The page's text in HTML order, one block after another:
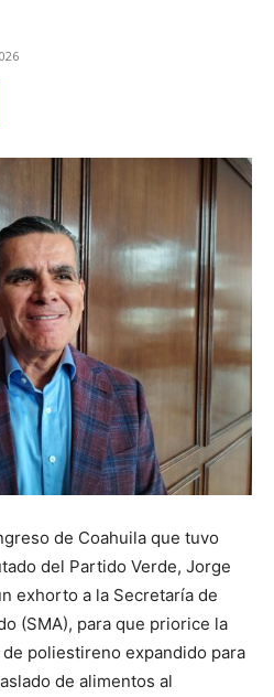
de Coahuila que tuvo
del Partido Verde, Jorge
exhorto a la Secretaría de
(SMA), para que priorice la
poliestireno expandido para
de alimentos al